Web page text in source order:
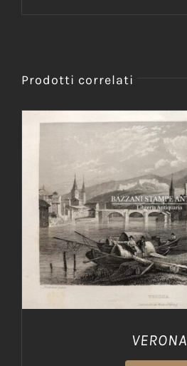
Prodotti correlati
AGGIUNGI AL CARRELLO
VERONA